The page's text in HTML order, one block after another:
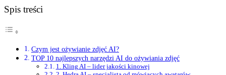
Spis treści
Czym jest ożywianie zdjęć AI?
TOP 10 najlepszych narzędzi AI do ożywiania zdjęć
1. Kling AI – lider jakości kinowej